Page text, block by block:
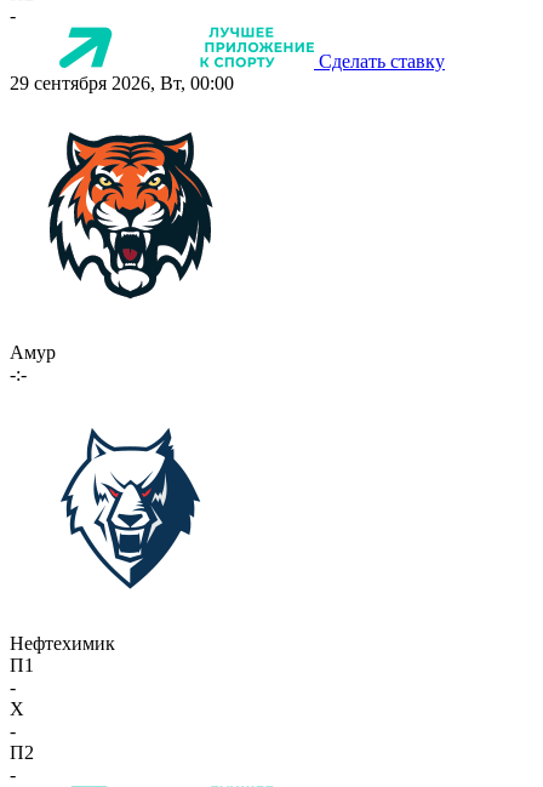
-
Сделать ставку
29 сентября 2026, Вт, 00:00
Амур
-:-
Нефтехимик
П1
-
X
-
П2
-